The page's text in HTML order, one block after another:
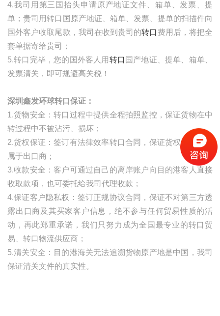
4.我司用第三国抬头申请原产地证文件、箱单、发票、提
单；贵司用转口国原产地证、箱单、发票、提单的扫描件向
国外客户收取尾款，我司在收到贵司的转口 费用后，将把全
套单据寄给贵司；
5.转口完毕，您的国外客人用 转口 国产地证、提单、箱单、
发票清关，即可规避高关税！
深圳鑫发环球转口保证：
1.货物安全：转口过程中提供全程拍照监控，保证货物在中
转过程中不被沾污、损坏；
2.货权保证：签订有法律效率转口合同，保证货权自始至终
属于出口商；
3.收款安全：客户可通过自己的离岸账户向目的港客人直接
收取款项，也可委托给我司代理收款；
4.保证客户隐私权：签订正规协议合同，保证不对第三方透
露出口商及其买家客户信息，绝不参与任何贸易性质的活
动，再此郑重承诺，我们只努力成为全国最专业的转口贸
易、转口物流供应商；
5.清关安全：目的港海关无法追溯货物原产地是中国，我司
保证清关文件的真实性。